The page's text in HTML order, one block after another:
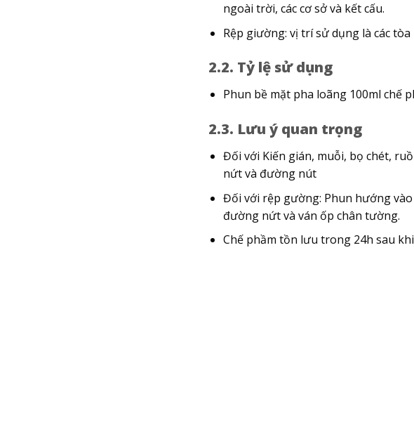
ngoài trời, các cơ sở và kết cấu.
Rệp giường: vị trí sử dụng là các tòa
2.2. Tỷ lệ sử dụng
Phun bề mặt pha loãng 100ml chế
2.3. Lưu ý quan trọng
Đối với Kiến gián, muỗi, bọ chét,
nứt và đường nút
Đối với rệp gường: Phun hướng
đường nứt và ván ốp chân tường.
Chế phầm tồn lưu trong 24h sau